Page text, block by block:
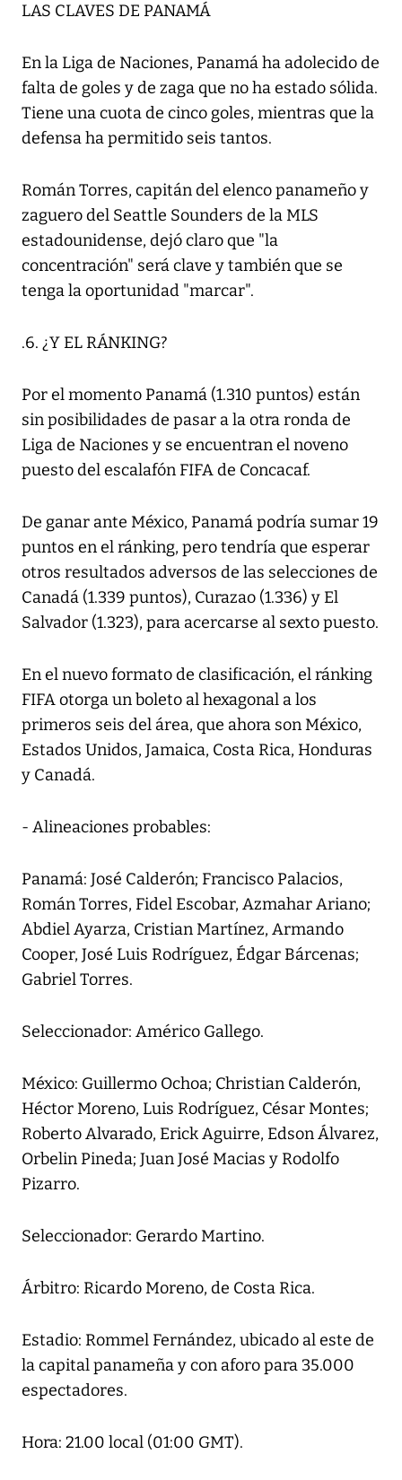
LAS CLAVES DE PANAMÁ
En la Liga de Naciones, Panamá ha adolecido de
falta de goles y de zaga que no ha estado sólida.
Tiene una cuota de cinco goles, mientras que la
defensa ha permitido seis tantos.
Román Torres, capitán del elenco panameño y
zaguero del Seattle Sounders de la MLS
estadounidense, dejó claro que "la
concentración" será clave y también que se
tenga la oportunidad "marcar".
.6. ¿Y EL RÁNKING?
Por el momento Panamá (1.310 puntos) están
sin posibilidades de pasar a la otra ronda de
Liga de Naciones y se encuentran el noveno
puesto del escalafón FIFA de Concacaf.
De ganar ante México, Panamá podría sumar 19
puntos en el ránking, pero tendría que esperar
otros resultados adversos de las selecciones de
Canadá (1.339 puntos), Curazao (1.336) y El
Salvador (1.323), para acercarse al sexto puesto.
En el nuevo formato de clasificación, el ránking
FIFA otorga un boleto al hexagonal a los
primeros seis del área, que ahora son México,
Estados Unidos, Jamaica, Costa Rica, Honduras
y Canadá.
- Alineaciones probables:
Panamá: José Calderón; Francisco Palacios,
Román Torres, Fidel Escobar, Azmahar Ariano;
Abdiel Ayarza, Cristian Martínez, Armando
Cooper, José Luis Rodríguez, Édgar Bárcenas;
Gabriel Torres.
Seleccionador: Américo Gallego.
México: Guillermo Ochoa; Christian Calderón,
Héctor Moreno, Luis Rodríguez, César Montes;
Roberto Alvarado, Erick Aguirre, Edson Álvarez,
Orbelin Pineda; Juan José Macias y Rodolfo
Pizarro.
Seleccionador: Gerardo Martino.
Árbitro: Ricardo Moreno, de Costa Rica.
Estadio: Rommel Fernández, ubicado al este de
la capital panameña y con aforo para 35.000
espectadores.
Hora: 21.00 local (01:00 GMT).